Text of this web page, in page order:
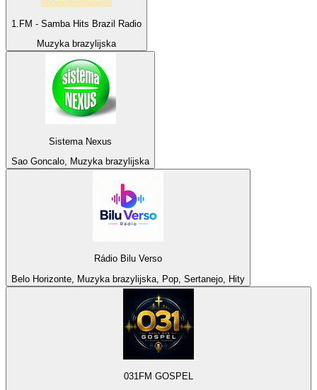
1.FM - Samba Hits Brazil Radio
Muzyka brazylijska
Sistema Nexus
Sao Goncalo, Muzyka brazylijska
Rádio Bilu Verso
Belo Horizonte, Muzyka brazylijska, Pop, Sertanejo, Hity
031FM GOSPEL